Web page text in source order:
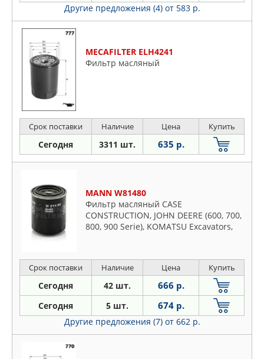
Другие предложения (4) от 583 р.
MECAFILTER ELH4241
Фильтр масляный
Срок поставки Наличие Цена Купить
Сегодня 3311 шт. 635 р.
MANN W81480
Фильтр масляный CASE
CONSTRUCTION, JOHN DEERE (600, 700,
800, 900 Serie), KOMATSU Excavators,
Срок поставки Наличие Цена Купить
Сегодня 42 шт. 666 р.
Сегодня 5 шт. 674 р.
Другие предложения (7) от 662 р.